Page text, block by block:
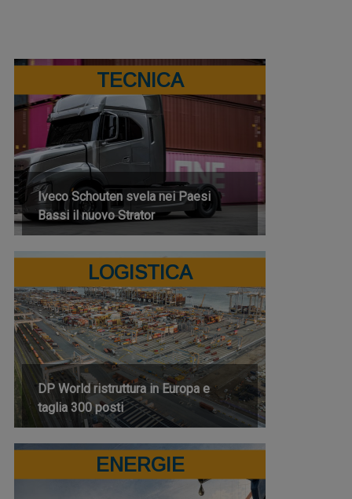
TECNICA
Iveco Schouten svela nei Paesi
Bassi il nuovo Strator
LOGISTICA
DP World ristruttura in Europa e
taglia 300 posti
ENERGIE